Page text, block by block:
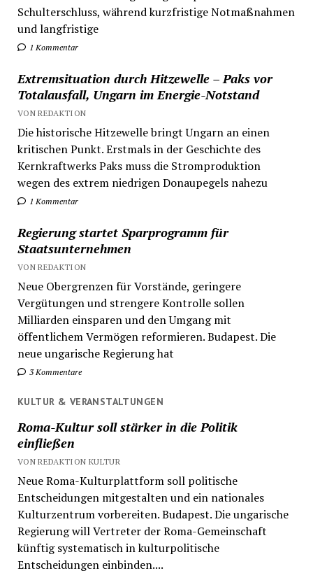
Schulterschluss, während kurzfristige Notmaßnahmen
und langfristige
1 Kommentar
Extremsituation durch Hitzewelle – Paks vor
Totalausfall, Ungarn im Energie-Notstand
VON REDAKTION
Die historische Hitzewelle bringt Ungarn an einen
kritischen Punkt. Erstmals in der Geschichte des
Kernkraftwerks Paks muss die Stromproduktion
wegen des extrem niedrigen Donaupegels nahezu
1 Kommentar
Regierung startet Sparprogramm für
Staatsunternehmen
VON REDAKTION
Neue Obergrenzen für Vorstände, geringere
Vergütungen und strengere Kontrolle sollen
Milliarden einsparen und den Umgang mit
öffentlichem Vermögen reformieren. Budapest. Die
neue ungarische Regierung hat
3 Kommentare
KULTUR & VERANSTALTUNGEN
Roma-Kultur soll stärker in die Politik
einfließen
VON REDAKTION KULTUR
Neue Roma-Kulturplattform soll politische
Entscheidungen mitgestalten und ein nationales
Kulturzentrum vorbereiten. Budapest. Die ungarische
Regierung will Vertreter der Roma-Gemeinschaft
künftig systematisch in kulturpolitische
Entscheidungen einbinden....